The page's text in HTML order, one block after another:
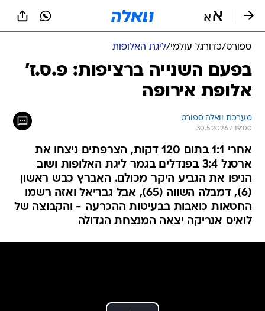
ספורט/כדורגל עולמי/ליגת האלופות
בפעם השנייה ברציפות: פ.ס.ז'
אלופת אירופה
מערכת וואלה ספורט
30.5.2026 / 19:00
אחרי 1:1 בתום 120 דקות, הצרפתים ניצחו את
ארסנל 3:4 בפנדלים בגמר ליגת האלופות ושוב
הניפו את הגביע היקר מכולם. האברץ כבש ראשון
(6), דמבלה השווה (65), אבל גבריאל ואזה רשמו
החטאות כואבות בבעיטות ההכרעה - והקבוצה של
לואיס אנריקה יצאה המנצחת הגדולה